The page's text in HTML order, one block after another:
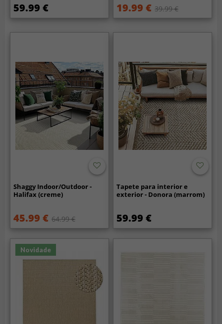
59.99 € 19.99 € 39.99 €
Shaggy Indoor/Outdoor -
Halifax (creme)
45.99 € 64.99 €
Tapete para interior e
exterior - Donora (marrom)
59.99 €
Novidade